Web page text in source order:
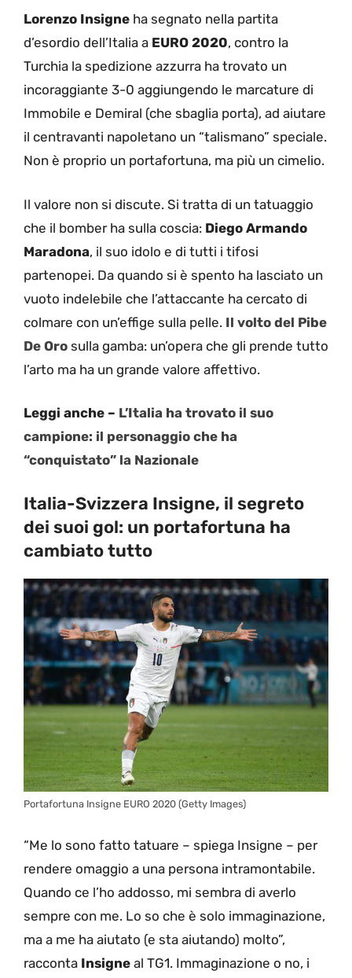
Lorenzo Insigne ha segnato nella partita
d’esordio dell’Italia a EURO 2020, contro la
Turchia la spedizione azzurra ha trovato un
incoraggiante 3-0 aggiungendo le marcature di
Immobile e Demiral (che sbaglia porta), ad aiutare
il centravanti napoletano un “talismano” speciale.
Non è proprio un portafortuna, ma più un cimelio.
Il valore non si discute. Si tratta di un tatuaggio
che il bomber ha sulla coscia: Diego Armando
Maradona, il suo idolo e di tutti i tifosi
partenopei. Da quando si è spento ha lasciato un
vuoto indelebile che l’attaccante ha cercato di
colmare con un’effige sulla pelle. Il volto del Pibe
De Oro sulla gamba: un’opera che gli prende tutto
l’arto ma ha un grande valore affettivo.
Leggi anche – L’Italia ha trovato il suo
campione: il personaggio che ha
“conquistato” la Nazionale
Italia-Svizzera Insigne, il segreto
dei suoi gol: un portafortuna ha
cambiato tutto
Portafortuna Insigne EURO 2020 (Getty Images)
“Me lo sono fatto tatuare – spiega Insigne – per
rendere omaggio a una persona intramontabile.
Quando ce l’ho addosso, mi sembra di averlo
sempre con me. Lo so che è solo immaginazione,
ma a me ha aiutato (e sta aiutando) molto”,
racconta Insigne al TG1. Immaginazione o no, i